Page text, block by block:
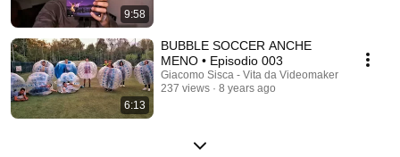
9:58
6:13
BUBBLE SOCCER ANCHE
MENO • Episodio 003
Giacomo Sisca - Vita da Videomaker
237 views
8 years ago